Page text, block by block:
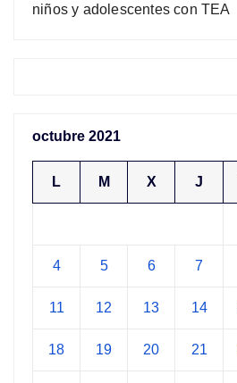
niños y adolescentes con TEA
octubre 2021
L M X J
4 5 6 7
11 12 13 14
18 19 20 21